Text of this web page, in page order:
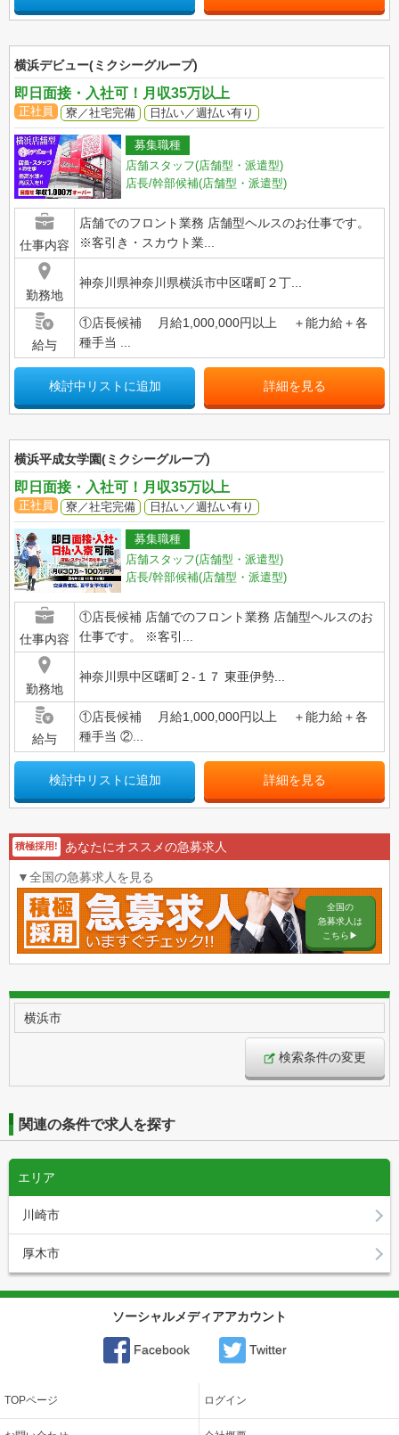
横浜デビュー(ミクシーグループ)
即日面接・入社可！月収35万以上
正社員 寮／社宅完備 日払い／週払い有り
募集職種
店舗スタッフ(店舗型・派遣型)
店長/幹部候補(店舗型・派遣型)
仕事内容
店舗でのフロント業務 店舗型ヘルスのお仕事です。
※客引き・スカウト業...
勤務地
神奈川県神奈川県横浜市中区曙町２丁...
給与
①店長候補 月給1,000,000円以上 ＋能力給＋各
種手当 ...
検討中リストに追加 詳細を見る
横浜平成女学園(ミクシーグループ)
即日面接・入社可！月収35万以上
正社員 寮／社宅完備 日払い／週払い有り
募集職種
店舗スタッフ(店舗型・派遣型)
店長/幹部候補(店舗型・派遣型)
仕事内容
①店長候補 店舗でのフロント業務 店舗型ヘルスのお
仕事です。 ※客引...
勤務地
神奈川県中区曙町２-１７ 東亜伊勢...
給与
①店長候補 月給1,000,000円以上 ＋能力給＋各
種手当 ②...
検討中リストに追加 詳細を見る
積極採用! あなたにオススメの急募求人
▼全国の急募求人を見る
全国の
急募求人は
こちら▶︎
横浜市
検索条件の変更
関連の条件で求人を探す
エリア
川崎市
厚木市
ソーシャルメディアアカウント
Facebook Twitter
TOPページ ログイン